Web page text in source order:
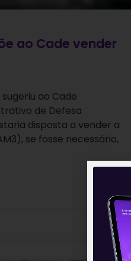
ao Cade vender
sugeriu ao Cade
de Defesa
disposta a vender a
se fosse necessário,